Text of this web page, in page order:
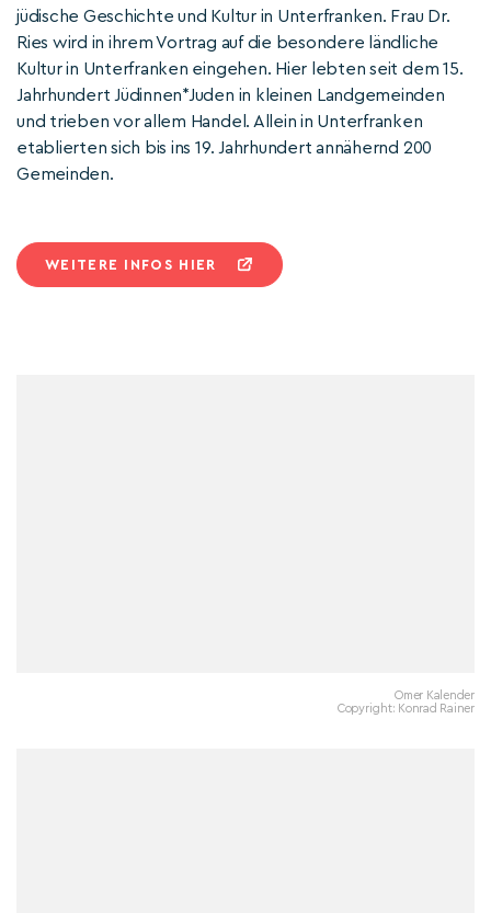
jüdische Geschichte und Kultur in Unterfranken. Frau Dr.
Ries wird in ihrem Vortrag auf die besondere ländliche
Kultur in Unterfranken eingehen. Hier lebten seit dem 15.
Jahrhundert Jüdinnen*Juden in kleinen Landgemeinden
und trieben vor allem Handel. Allein in Unterfranken
etablierten sich bis ins 19. Jahrhundert annähernd 200
Gemeinden.
WEITERE INFOS HIER
Omer Kalender
Copyright: Konrad Rainer